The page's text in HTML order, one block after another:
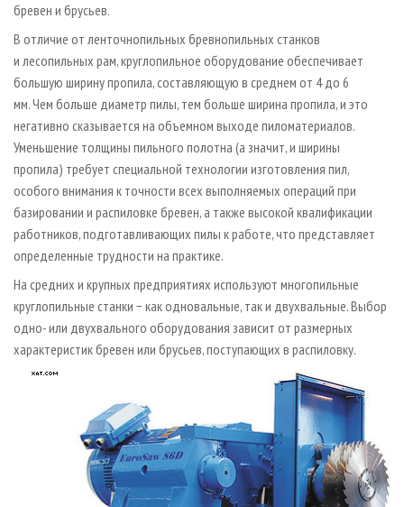
бревен и брусьев.
В отличие от ленточнопильных бревнопильных станков
и лесопильных рам, круглопильное оборудование обеспечивает
большую ширину пропила, составляющую в среднем от 4 до 6
мм. Чем больше диаметр пилы, тем больше ширина пропила, и это
негативно сказывается на объемном выходе пиломатериалов.
Уменьшение толщины пильного полотна (а значит, и ширины
пропила) требует специальной технологии изготовления пил,
особого внимания к точности всех выполняемых операций при
базировании и распиловке бревен, а также высокой квалификации
работников, подготавливающих пилы к работе, что представляет
определенные трудности на практике.
На средних и крупных предприятиях используют многопильные
круглопильные станки − как одновальные, так и двухвальные. Выбор
одно- или двухвального оборудования зависит от размерных
характеристик бревен или брусьев, поступающих в распиловку.